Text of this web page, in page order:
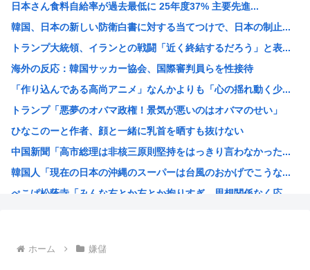
【悲報】日本円さん、「日米協調介入」すら無効化してしまう...
【朗報】中居正広さん、熊本で再び「ひそかに被災地支援」か...
スクーターの高校生ら2人が死傷、衝突した車の運転手を逮捕
「あきれてモノが言えない」「国を維持できるの？」外国人の...
【悲報】リュウジ氏、冷やし中華は「ダルい料理トップ10に...
【悲報】ショートスリーパー堀さん、対面で高須幹弥にキレる
経済大国の日本、世界に売るものがなさすぎて史上初めて韓国...
55歳・大久保佳代子“現在の性欲”について衝撃告白 「休...
【原爆の日】サヨク「スピーチする人が全員この防弾ガラスな...
日本さん食料自給率が過去最低に 25年度37% 主要先進...
韓国、日本の新しい防衛白書に対する当てつけで、日本の制止...
トランプ大統領、イランとの戦闘「近く終結するだろう」と表...
海外の反応：韓国サッカー協会、国際審判員らを性接待
「作り込んである高尚アニメ」なんかよりも「心の揺れ動く少...
トランプ「悪夢のオバマ政権！景気が悪いのはオバマのせい」
ひなこのーと作者、顔と一緒に乳首を晒すも抜けない
中国新聞「高市総理は非核三原則堅持をはっきり言わなかった...
韓国人「現在の日本の沖縄のスーパーは台風のおかげでこうな...
ぺこぱ松蔭寺「みんな右とか左とか拘りすぎ。思想関係なく応...
菅直人元総理、再評価されるwww
ホーム 嫌儲